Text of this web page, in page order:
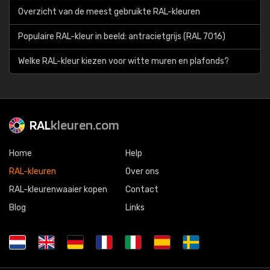
Overzicht van de meest gebruikte RAL-kleuren
Populaire RAL-kleur in beeld: antracietgrijs (RAL 7016)
Welke RAL-kleur kiezen voor witte muren en plafonds?
RALkleuren.com
Home
RAL-kleuren
RAL-kleurenwaaier kopen
Blog
Help
Over ons
Contact
Links